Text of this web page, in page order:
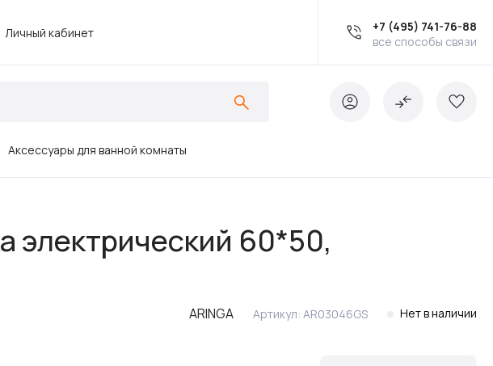
Личный кабинет
+7 (495) 741-76-88
все способы связи
поддоны Инсталляции
Аксессуары для ванной комнаты
электрический 60*50,
ARINGA Артикул: AR03046GS Нет в наличии